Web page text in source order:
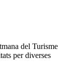
del Turisme
per diverses